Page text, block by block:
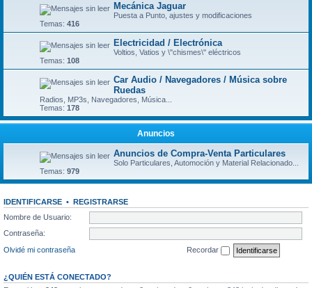
Mecánica Jaguar
Puesta a Punto, ajustes y modificaciones
Temas: 416
Electricidad / Electrónica
Voltios, Vatios y \"chismes\" eléctricos
Temas: 108
Car Audio / Navegadores / Música sobre
Ruedas
Radios, MP3s, Navegadores, Música...
Temas: 178
Anuncios
Anuncios de Compra-Venta Particulares
Solo Particulares, Automoción y Material Relacionado...
Temas: 979
IDENTIFICARSE • REGISTRARSE
Nombre de Usuario:
Contraseña:
Olvidé mi contraseña
Recordar
¿QUIÉN ESTÁ CONECTADO?